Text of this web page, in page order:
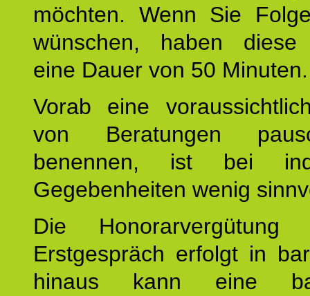
möchten. Wenn Sie
wünschen, haben diese
eine Dauer von 50 Minuten.
Vorab eine
von Beratungen
benennen, ist bei
Gegebenheiten wenig
Die
Erstgespräch erfolgt in
hinaus kann eine